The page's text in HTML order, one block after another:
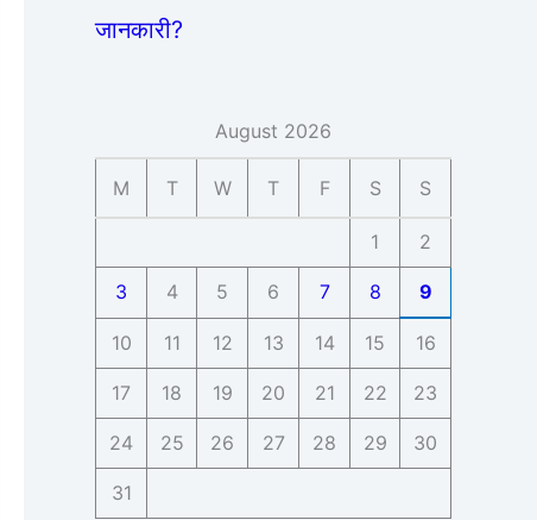
जानकारी?
August 2026
M T W T F S S
1 2
3 4 5 6 7 8 9
10 11 12 13 14 15 16
17 18 19 20 21 22 23
24 25 26 27 28 29 30
31